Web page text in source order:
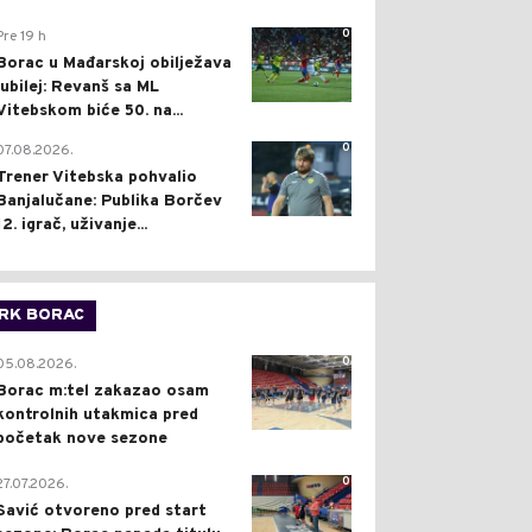
0
19 h
u Mađarskoj obilježava
Revanš sa ML
biće 50. na...
0
Vitebska pohvalio
Publika Borčev
igrač, uživanje...
RK BORAC
0
m:tel zakazao osam
utakmica pred
nove sezone
0
otvoreno pred start